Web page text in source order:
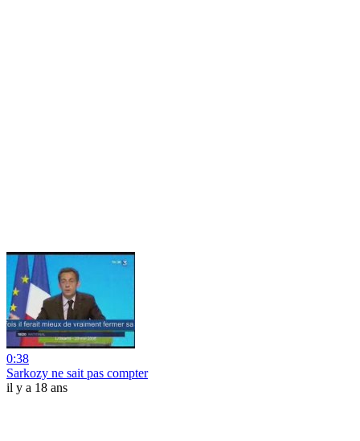
0:38
Sarkozy ne sait pas compter
il y a 18 ans